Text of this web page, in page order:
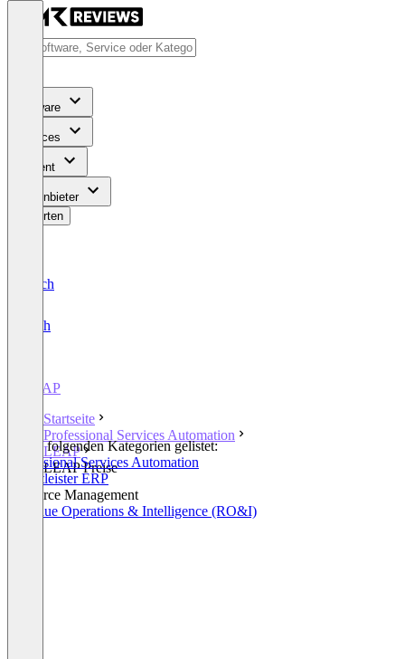
Software
Services
Content
Für Anbieter
Bewerten
Deutsch
English
LEAP
Startseite
Professional Services Automation
LEAP
LEAP Preise
In den folgenden Kategorien gelistet:
Professional Services Automation
Dienstleister ERP
Resource Management
Revenue Operations & Intelligence (RO&I)